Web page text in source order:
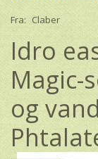
Fra: Claber
Idro
Magic-
og